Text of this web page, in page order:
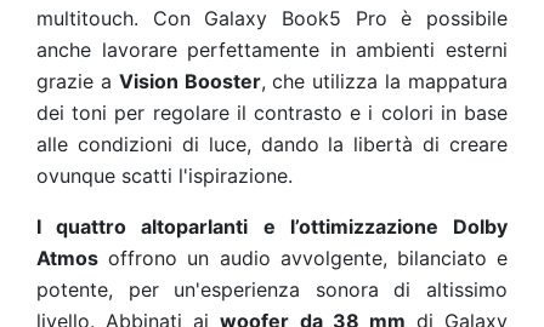
multitouch. Con Galaxy Book5 Pro è possibile
anche lavorare perfettamente in ambienti esterni
grazie a Vision Booster, che utilizza la mappatura
dei toni per regolare il contrasto e i colori in base
alle condizioni di luce, dando la libertà di creare
ovunque scatti l'ispirazione.
I quattro altoparlanti e l’ottimizzazione Dolby
Atmos offrono un audio avvolgente, bilanciato e
potente, per un'esperienza sonora di altissimo
livello. Abbinati ai woofer da 38 mm di Galaxy